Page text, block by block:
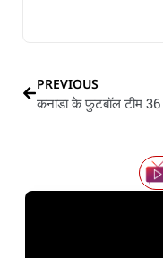
PREVIOUS